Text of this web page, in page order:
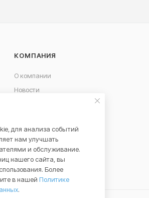
КОМПАНИЯ
О компании
Новости
для анализа событий
нам улучшать
и обслуживание.
нашего сайта, вы
Более
в нашей Политике
.